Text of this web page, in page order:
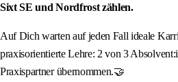
Sixt SE und Nordfrost zählen.
Auf Dich warten auf jeden Fall ideale
praxisorientierte Lehre: 2 von 3
Praxispartner übernommen.🤝